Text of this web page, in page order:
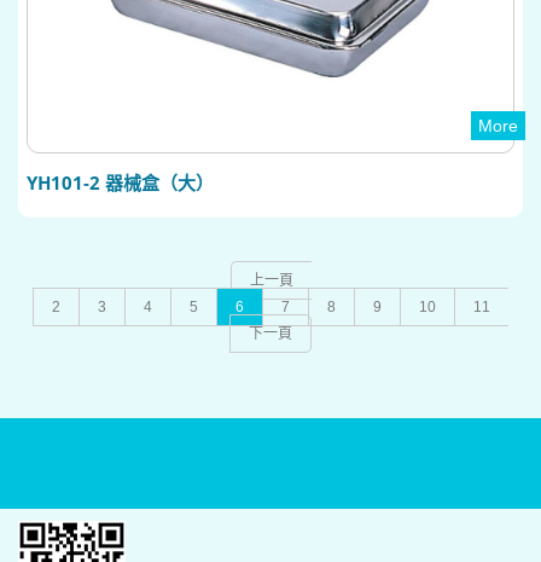
More
YH101-2 器械盒（大）
上一頁
2
3 4 5 6 7 8 9 10
11
下一頁